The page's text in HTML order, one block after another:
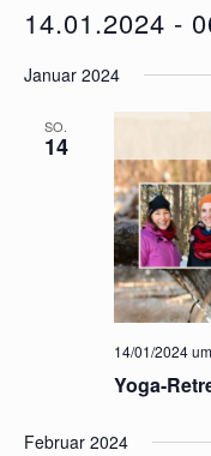
14.01.2024 -
wählen.
Januar 2024
SO.
14
14/01/2024
Yoga-
Februar 2024